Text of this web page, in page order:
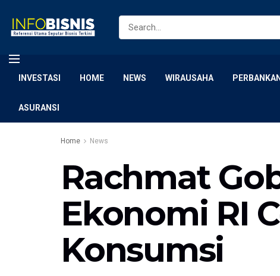
INVESTASI HOME NEWS WIRAUSAHA PERBANKAN
ASURANSI
Home News
Rachmat
Ekonomi RI
Konsumsi